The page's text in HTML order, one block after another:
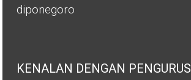
diponegoro
KENALAN DENGAN PENGURUS